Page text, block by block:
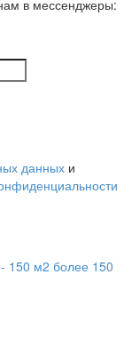
в мессенджеры:
данных и
150 м2 более 150